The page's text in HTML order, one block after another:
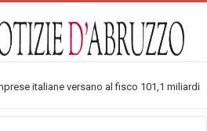
italiane versano al fisco 101,1 miliardi